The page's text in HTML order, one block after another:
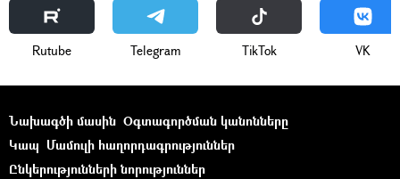
Rutube Telegram ТikТоk VK
Նախագծի մասին Օգտագործման կանոնները
Կապ Մամուլի հաղորդագրություններ
Ընկերությունների նորություններ